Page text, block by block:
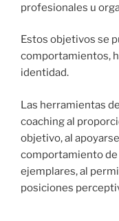
profesionales u
Estos objetivos se
comportamientos,
identidad.
Las herramientas de
coaching al
objetivo, al
comportamiento de
ejemplares, al
posiciones